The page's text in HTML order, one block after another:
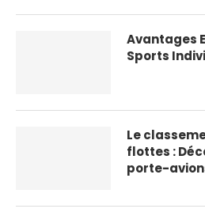
Avantages
Sports
Le
flottes :
porte-